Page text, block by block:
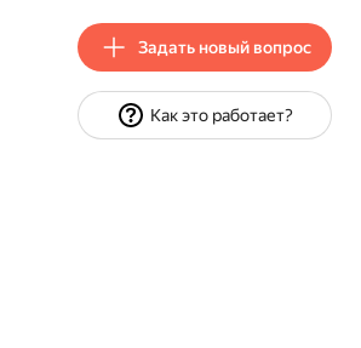
Задать новый вопрос
Как это работает?